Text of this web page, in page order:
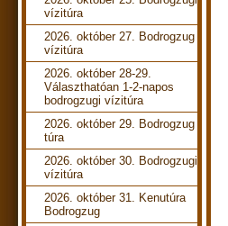
vízitúra
2026. október 27. Bodrogzug
vízitúra
2026. október 28-29.
Választhatóan 1-2-napos
bodrogzugi vízitúra
2026. október 29. Bodrogzug
túra
2026. október 30. Bodrogzugi
vízitúra
2026. október 31. Kenutúra
Bodrogzug